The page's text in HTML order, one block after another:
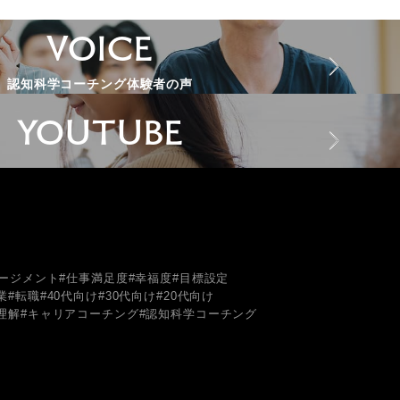
VOICE
認知科学コーチング体験者の声
YOUTUBE
ジメント#仕事満足度#幸福度#目標設定
#転職#40代向け#30代向け#20代向け
解#キャリアコーチング#認知科学コーチング